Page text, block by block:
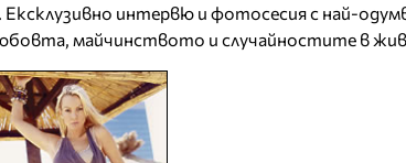
интервю и фотосесия с най-
майчинството и случайностите в